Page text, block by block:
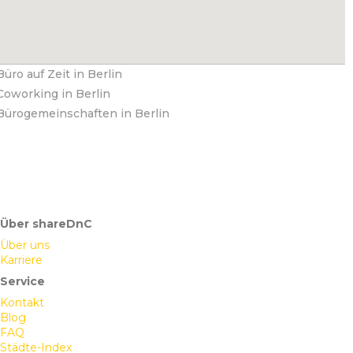
auf Zeit in Berlin
in Berlin
in Berlin
Über shareDnC
Über uns
Karriere
Service
Kontakt
Blog
FAQ
Städte-Index